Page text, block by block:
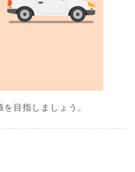
目指しましょう。